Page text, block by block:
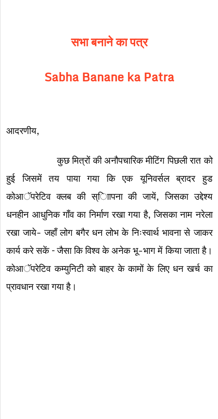
सभा बनाने का पत्र
Sabha Banane ka Patra
आदरणीय,
कुछ मित्रों की अनौपचारिक मीटिंग पिछली रात को
हुई जिसमें तय पाया गया कि एक यूनिवर्सल ब्रादर हुड
कोआॅपरेटिव क्लब की स्ािापना की जायें, जिसका उद्देश्य
धनहीन आधुनिक गाँव का निर्माण रखा गया है, जिसका नाम नरेला
रखा जाये- जहाँ लोग बगैर धन लोभ के निःस्वार्थ भावना से जाकर
कार्य करे सकें – जैसा कि विश्व के अनेक भू-भाग में किया जाता है।
कोआॅपरेटिव कम्युनिटी को बाहर के कामों के लिए धन खर्च का
प्रावधान रखा गया है।